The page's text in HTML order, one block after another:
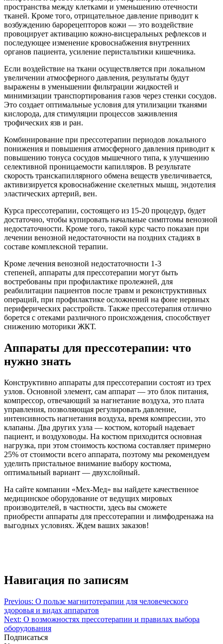
пространства между клетками и уменьшению отечности
тканей. Кроме того, отрицательное давление приводит к
возбуждению барорецепторов кожи — это воздействие
провоцирует активацию кожно-висцеральных рефлексов и
последующее изменение кровоснабжения внутренних
органов пациента, усиление перистальтики кишечника.
Если воздействие на ткани осуществляется при локальном
увеличении атмосферного давления, результаты будут
выражены в уменьшении фильтрации жидкостей и
минимизации транспортирования газов через стенки сосудов.
Это создает оптимальные условия для утилизации тканями
кислорода, для стимуляции процессов заживления
трофических язв и ран.
Комбинирование при прессотерапии периодов локального
понижения и повышения атмосферного давления приводит к
повышению тонуса сосудов мышечного типа, к улучшению
селективной проницаемости капилляров. В результате
скорость транскапиллярного обмена веществ увеличивается,
активизируется кровоснабжение скелетных мышц, эндотелия
эластических артерий, вен.
Курса прессотерапии, состоящего из 15-20 процедур, будет
достаточно, чтобы купировать начальные симптомы венозной
недостаточности. Кроме того, такой курс часто показан при
лечении венозной недостаточности на поздних стадиях в
составе комплексной терапии.
Кроме лечения венозной недостаточности 1-3
степеней, аппараты для прессотерапии могут быть
востребованы при профилактике пролежней, для
реабилитации пациентов после травм и реконструктивных
операций, при профилактике осложнений на фоне нервных
периферических расстройств. Также прессотерапия отлично
борется с отеками различного происхождения, способствует
снижению моторики ЖКТ.
Аппараты для прессотерапии: что
нужно знать
Конструктивно аппараты для прессотерапии состоят из трех
узлов. Основной элемент, сам аппарат — это блок питания,
компрессор, отвечающий за нагнетание воздуха, это плата
управления, позволяющая регулировать давление,
интенсивность нагнетания воздуха, время компрессии, это
клапаны. Два других узла — костюм, который надевает
пациент, и воздуховоды. На костюм приходится основная
нагрузка, при этом стоимость костюма составляет примерно
25% от стоимости всего аппарата, поэтому мы рекомендуем
уделить пристальное внимание выбору костюма,
оптимальный вариант — двухслойный.
На сайте компании «Мех-Мед» вы найдете качественное
медицинское оборудование от ведущих мировых
производителей, в частности, здесь вы сможете
приобрести аппараты для прессотерапии и лимфодренажа на
выгодных условиях. Ждем ваших заказов!
Навигация по записям
Previous: О пользе магнитотерапии для человеческого
здоровья и видах аппаратов
Next: О возможностях прессотерапии и правилах выбора
оборудования
Подписаться